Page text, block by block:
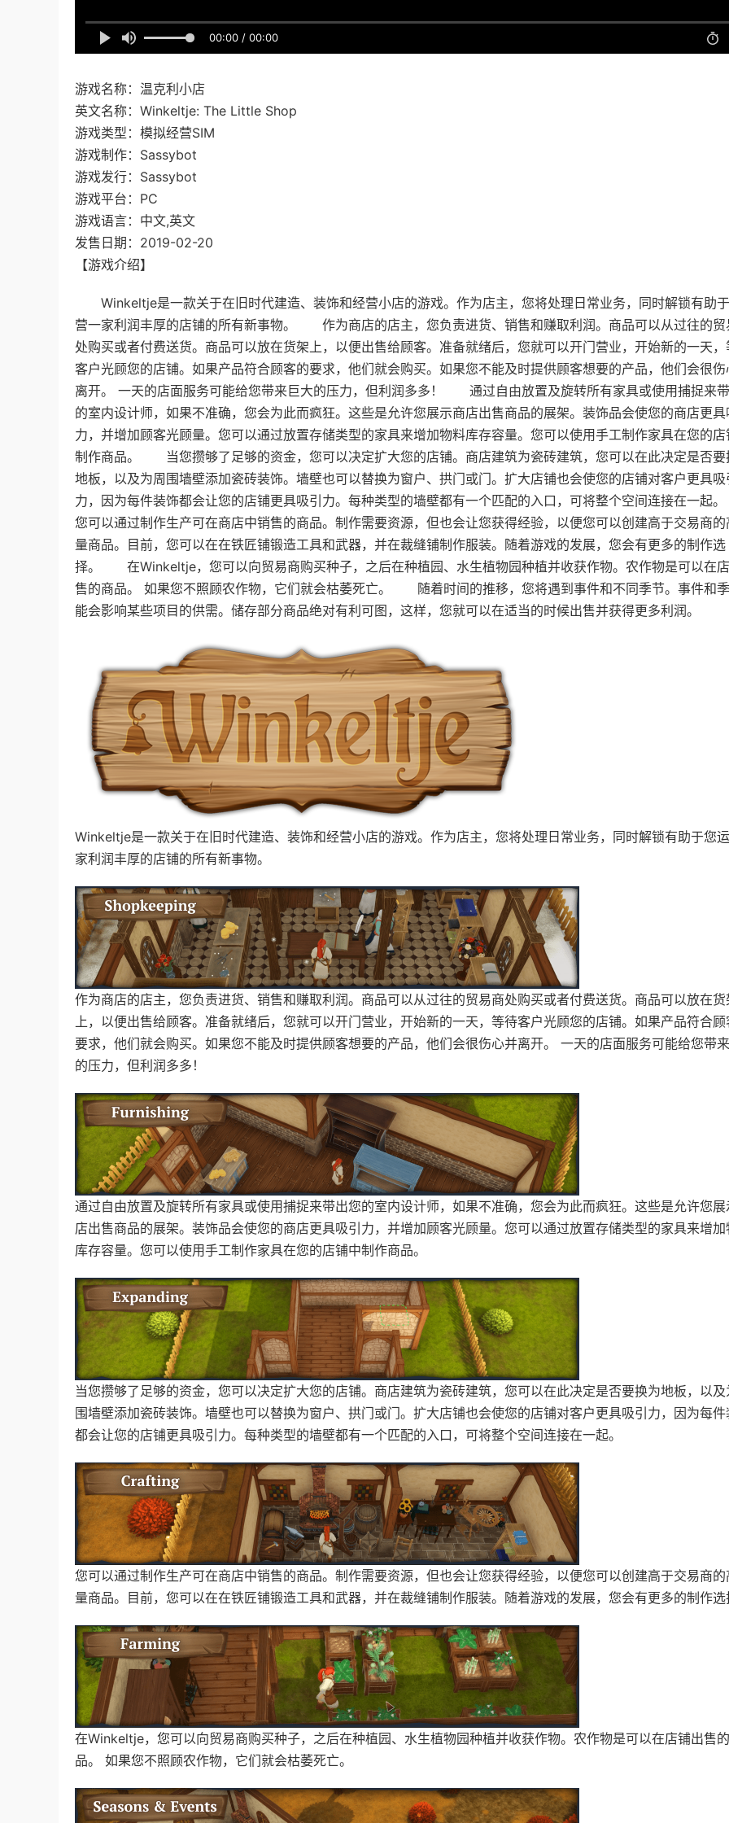
00:00 / 00:00
游戏名称：温克利小店
英文名称：Winkeltje: The Little Shop
游戏类型：模拟经营SIM
游戏制作：Sassybot
游戏发行：Sassybot
游戏平台：PC
游戏语言：中文,英文
发售日期：2019-02-20
【游戏介绍】
Winkeltje是一款关于在旧时代建造、装饰和经营小店的游戏。作为店主，您将处理日常业务，同时解锁有助
营一家利润丰厚的店铺的所有新事物。 作为商店的店主，您负责进货、销售和赚取利润。商品可以从过往的贸
处购买或者付费送货。商品可以放在货架上，以便出售给顾客。准备就绪后，您就可以开门营业，开始新的一天，
客户光顾您的店铺。如果产品符合顾客的要求，他们就会购买。如果您不能及时提供顾客想要的产品，他们会很伤
离开。 一天的店面服务可能给您带来巨大的压力，但利润多多！ 通过自由放置及旋转所有家具或使用捕捉来
的室内设计师，如果不准确，您会为此而疯狂。这些是允许您展示商店出售商品的展架。装饰品会使您的商店更具
力，并增加顾客光顾量。您可以通过放置存储类型的家具来增加物料库存容量。您可以使用手工制作家具在您的店
制作商品。 当您攒够了足够的资金，您可以决定扩大您的店铺。商店建筑为瓷砖建筑，您可以在此决定是否要
地板，以及为周围墙壁添加瓷砖装饰。墙壁也可以替换为窗户、拱门或门。扩大店铺也会使您的店铺对客户更具吸
力，因为每件装饰都会让您的店铺更具吸引力。每种类型的墙壁都有一个匹配的入口，可将整个空间连接在一
您可以通过制作生产可在商店中销售的商品。制作需要资源，但也会让您获得经验，以便您可以创建高于交易商的
量商品。目前，您可以在在铁匠铺锻造工具和武器，并在裁缝铺制作服装。随着游戏的发展，您会有更多的制作选
择。 在Winkeltje，您可以向贸易商购买种子，之后在种植园、水生植物园种植并收获作物。农作物是可以在
售的商品。 如果您不照顾农作物，它们就会枯萎死亡。 随着时间的推移，您将遇到事件和不同季节。事件和
能会影响某些项目的供需。储存部分商品绝对有利可图，这样，您就可以在适当的时候出售并获得更多利润。
Winkeltje是一款关于在旧时代建造、装饰和经营小店的游戏。作为店主，您将处理日常业务，同时解锁有助于您
家利润丰厚的店铺的所有新事物。
作为商店的店主，您负责进货、销售和赚取利润。商品可以从过往的贸易商处购买或者付费送货。商品可以放在货
上，以便出售给顾客。准备就绪后，您就可以开门营业，开始新的一天，等待客户光顾您的店铺。如果产品符合顾
要求，他们就会购买。如果您不能及时提供顾客想要的产品，他们会很伤心并离开。 一天的店面服务可能给您带
的压力，但利润多多！
通过自由放置及旋转所有家具或使用捕捉来带出您的室内设计师，如果不准确，您会为此而疯狂。这些是允许您展
店出售商品的展架。装饰品会使您的商店更具吸引力，并增加顾客光顾量。您可以通过放置存储类型的家具来增加
库存容量。您可以使用手工制作家具在您的店铺中制作商品。
当您攒够了足够的资金，您可以决定扩大您的店铺。商店建筑为瓷砖建筑，您可以在此决定是否要换为地板，以及
围墙壁添加瓷砖装饰。墙壁也可以替换为窗户、拱门或门。扩大店铺也会使您的店铺对客户更具吸引力，因为每件
都会让您的店铺更具吸引力。每种类型的墙壁都有一个匹配的入口，可将整个空间连接在一起。
您可以通过制作生产可在商店中销售的商品。制作需要资源，但也会让您获得经验，以便您可以创建高于交易商的
量商品。目前，您可以在在铁匠铺锻造工具和武器，并在裁缝铺制作服装。随着游戏的发展，您会有更多的制作选
在Winkeltje，您可以向贸易商购买种子，之后在种植园、水生植物园种植并收获作物。农作物是可以在店铺出售
品。 如果您不照顾农作物，它们就会枯萎死亡。